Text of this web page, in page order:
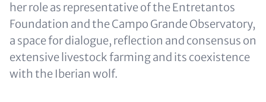
her role as representative of the Entretantos
Foundation and the Campo Grande Observatory,
a space for dialogue, reflection and consensus on
extensive livestock farming and its coexistence
with the Iberian wolf.